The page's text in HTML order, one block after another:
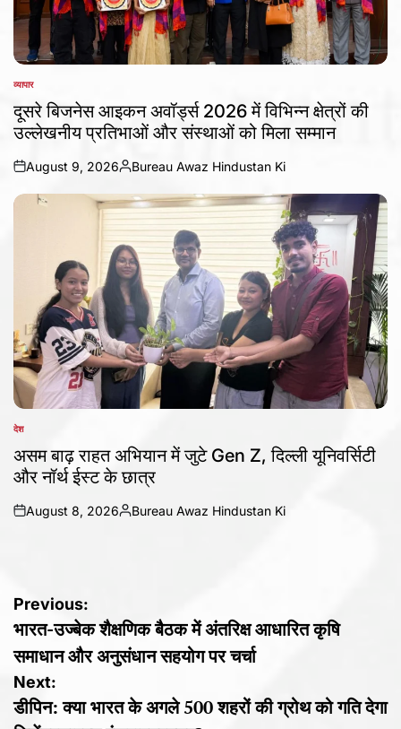
POSTED
व्यापार
दूसरे बिजनेस आइकन अवॉर्ड्स 2026 में विभिन्न क्षेत्रों की
उल्लेखनीय प्रतिभाओं और संस्थाओं को मिला सम्मान
on
August 9, 2026
Posted
by
Bureau Awaz Hindustan Ki
POSTED
देश
असम बाढ़ राहत अभियान में जुटे Gen Z, दिल्ली यूनिवर्सिटी
और नॉर्थ ईस्ट के छात्र
on
August 8, 2026
Posted
Bureau Awaz Hindustan Ki
Post
navigation
Previous:
भारत-उज्बेक शैक्षणिक बैठक में अंतरिक्ष आधारित कृषि
समाधान और अनुसंधान सहयोग पर चर्चा
Next:
डीपिन: क्या भारत के अगले 500 शहरों की ग्रोथ को गति देगा